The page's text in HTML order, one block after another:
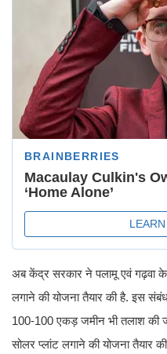
अब केंद्र सरकार ने पलामू एवं गढ़वा
लगाने की योजना तैयार की है. इस
100-100 एकड़ जमीन भी तलाश की
सोलर प्लांट लगाने की योजना तैयार